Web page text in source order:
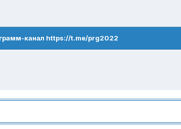
канал https://t.me/prg2022